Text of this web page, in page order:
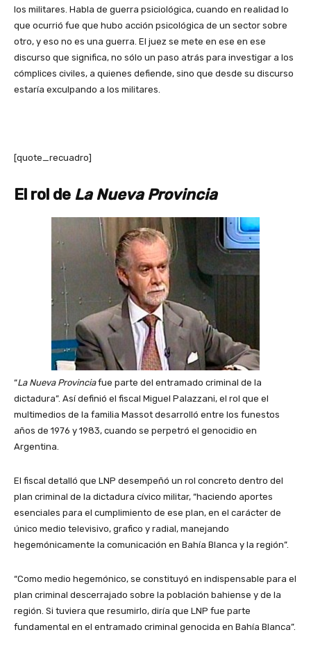
los militares. Habla de guerra psiciológica, cuando en realidad lo
que ocurrió fue que hubo acción psicológica de un sector sobre
otro, y eso no es una guerra. El juez se mete en ese en ese
discurso que significa, no sólo un paso atrás para investigar a los
cómplices civiles, a quienes defiende, sino que desde su discurso
estaría exculpando a los militares.
[quote_recuadro]
El rol de La Nueva Provincia
“La Nueva Provinciafue parte del entramado criminal de la
dictadura”. Así definió el fiscal Miguel Palazzani, el rol que el
multimedios de la familia Massot desarrolló entre los funestos
años de 1976 y 1983, cuando se perpetró el genocidio en
Argentina.
El fiscal detalló que LNP desempeñó un rol concreto dentro del
plan criminal de la dictadura cívico militar, “haciendo aportes
esenciales para el cumplimiento de ese plan, en el carácter de
único medio televisivo, grafico y radial, manejando
hegemónicamente la comunicación en Bahía Blanca y la región”.
“Como medio hegemónico, se constituyó en indispensable para el
plan criminal descerrajado sobre la población bahiense y de la
región. Si tuviera que resumirlo, diría que LNP fue parte
fundamental en el entramado criminal genocida en Bahía Blanca”.